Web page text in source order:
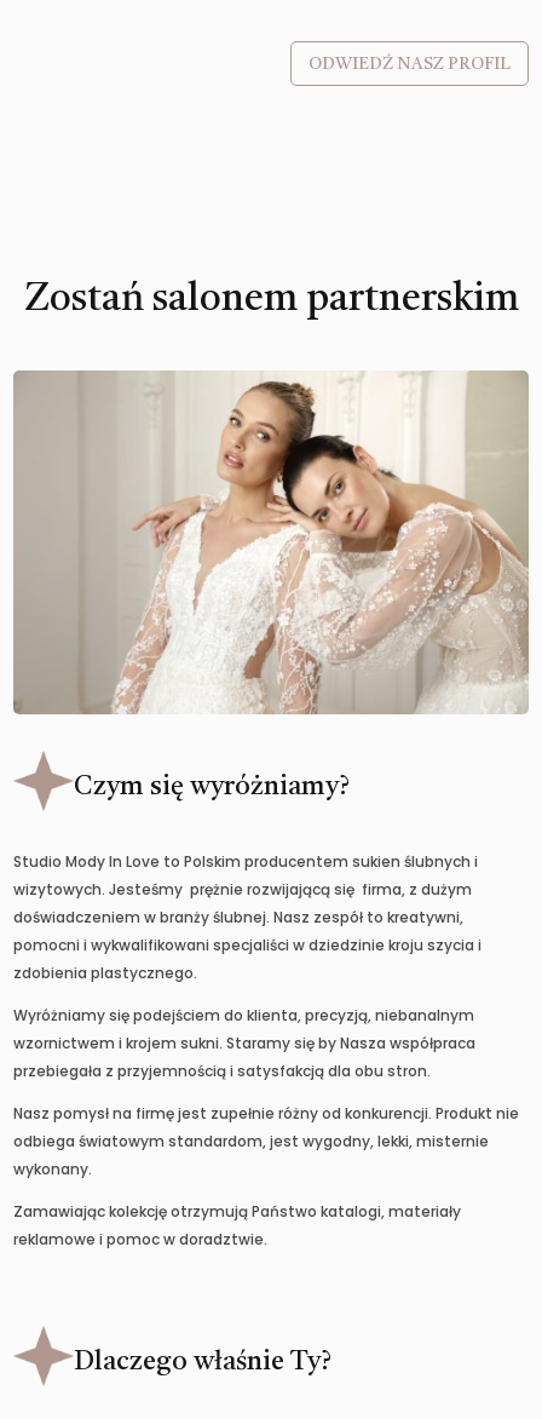
ODWIEDŹ NASZ PROFIL
Zostań salonem partnerskim
Czym się wyróżniamy?
Studio Mody In Love to Polskim producentem sukien ślubnych i
wizytowych. Jesteśmy prężnie rozwijającą się firma, z dużym
doświadczeniem w branży ślubnej. Nasz zespół to kreatywni,
pomocni i wykwalifikowani specjaliści w dziedzinie kroju szycia i
zdobienia plastycznego.
Wyróżniamy się podejściem do klienta, precyzją, niebanalnym
wzornictwem i krojem sukni. Staramy się by Nasza współpraca
przebiegała z przyjemnością i satysfakcją dla obu stron.
Nasz pomysł na firmę jest zupełnie różny od konkurencji. Produkt nie
odbiega światowym standardom, jest wygodny, lekki, misternie
wykonany.
Zamawiając kolekcję otrzymują Państwo katalogi, materiały
reklamowe i pomoc w doradztwie.
Dlaczego właśnie Ty?